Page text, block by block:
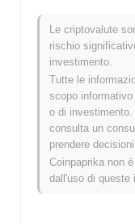
sviluppo della
combinazione
ambiente
e scambiare beni
posiziona Etermon
crescita tra gioco e
appassionati di
Quando e
Etermon è nato a
rilasciato il suo
Le criptovalute
rischio
investimento.
Tutte le
scopo
o di
consulta un
prendere
Coinpaprika non
dall'uso di queste